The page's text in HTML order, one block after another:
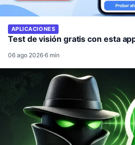
APLICACIONES
Test de visión gratis con esta
06 ago 2026·6 min